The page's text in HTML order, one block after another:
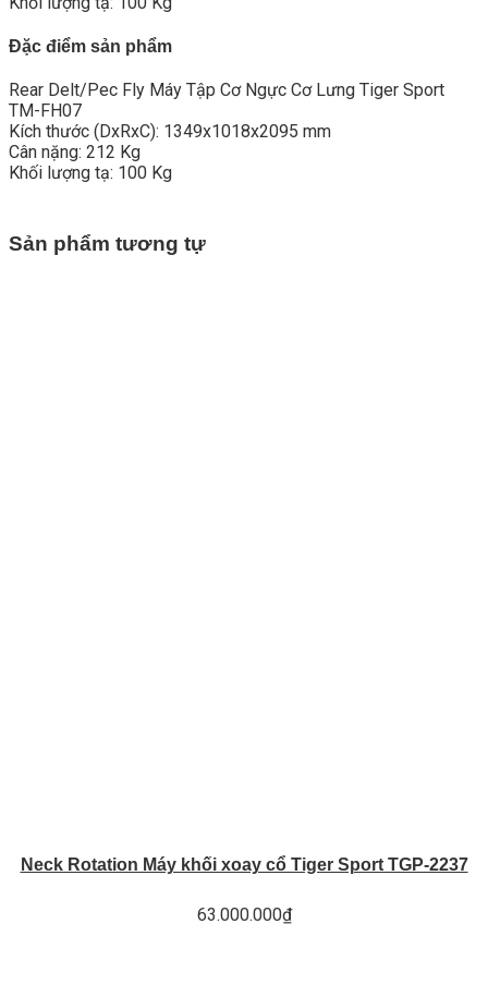
Đặc điểm sản phẩm
Rear Delt/Pec Fly Máy Tập Cơ Ngực Cơ Lưng Tiger Sport
TM-FH07
Kích thước (DxRxC): 1349x1018x2095 mm
Cân nặng: 212 Kg
Khối lượng tạ: 100 Kg
Sản phẩm tương tự
Neck Rotation Máy khối xoay cổ Tiger Sport TGP-2237
63.000.000₫